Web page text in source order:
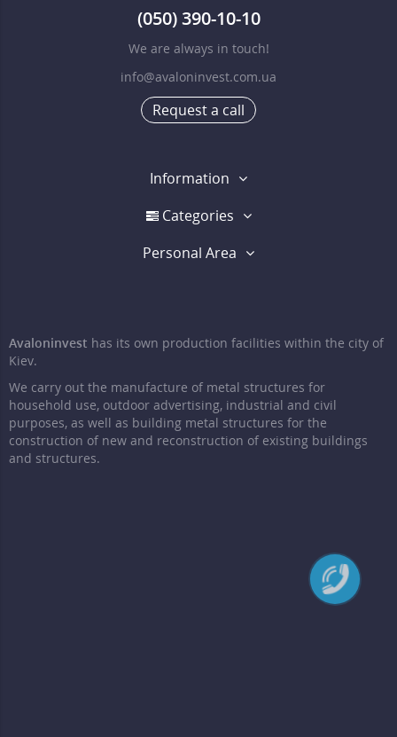
(050) 390-10-10
We are always in touch!
info@avaloninvest.com.ua
Request a call
Information
Categories
Personal Area
Avaloninvest has its own production facilities within the city of
Kiev.
We carry out the manufacture of metal structures for
household use, outdoor advertising, industrial and civil
purposes, as well as building metal structures for the
construction of new and reconstruction of existing buildings
and structures.